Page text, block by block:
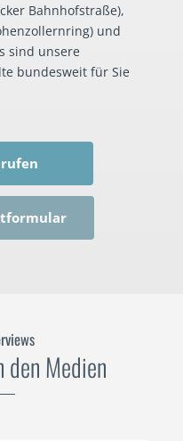
Bahnhofstraße),
und
sind unsere
bundesweit für Sie
den Medien